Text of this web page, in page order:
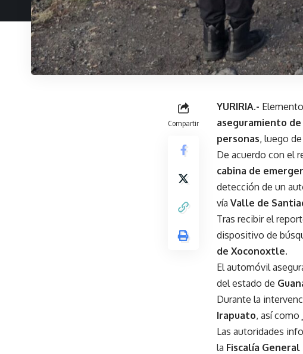
Compartir
YURIRIA.-
aseguramiento
personas, luego
De acuerdo con el
cabina de
detección de un
vía Valle de
Tras recibir el
dispositivo de
de Xoconoxtle.
El automóvil
del estado de
Durante la
Irapuato, así como
Las autoridades
la Fiscalía